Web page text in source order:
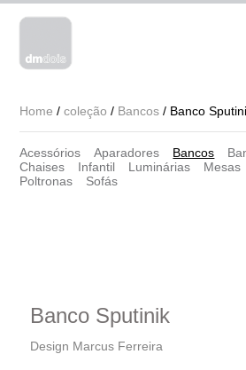
Home /coleção / Bancos / Banco
Acessórios Aparadores Bancos
Chaises
Infantil Luminárias Mesas
Poltronas
Sofás
Banco Sputinik
Design Marcus Ferreira